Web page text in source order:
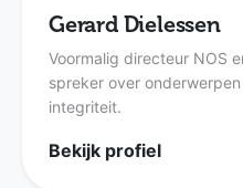
Gerard Dielessen
Voormalig directeur NOS
spreker over
integriteit.
Bekijk profiel